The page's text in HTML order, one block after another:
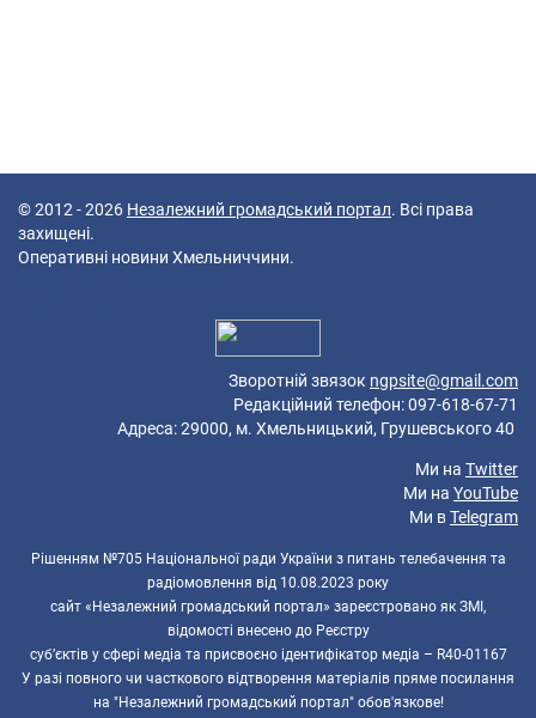
© 2012 - 2026 Незалежний громадський портал. Всі права
захищені.
Оперативні новини Хмельниччини.
Зворотній звязок ngpsite@gmail.com
Редакційний телефон: 097-618-67-71
Адреса: 29000, м. Хмельницький, Грушевського 40
Ми на Twitter
Ми на YouTube
Ми вTelegram
Рішенням №705 Національної ради України з питань телебачення та
радіомовлення від 10.08.2023 року
сайт «Незалежний громадський портал» зареєстровано як ЗМІ,
відомості внесено до Реєстру
суб’єктів у сфері медіа та присвоєно ідентифікатор медіа – R40-01167
У разі повного чи часткового відтворення матеріалів пряме посилання
на "Незалежний громадський портал" обов'язкове!